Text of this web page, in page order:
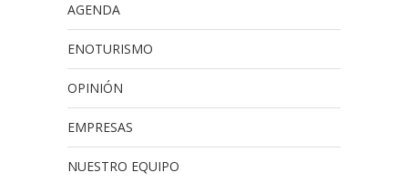
AGENDA
ENOTURISMO
OPINIÓN
EMPRESAS
NUESTRO EQUIPO